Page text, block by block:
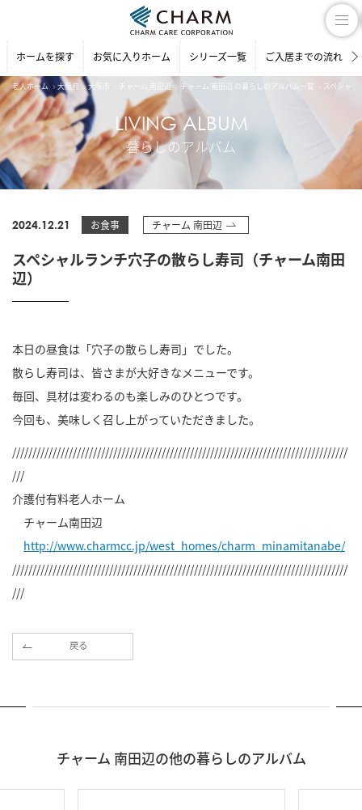
ホームを探す お気に入りホーム シリーズ一覧 ご入居までの流れ
老人ホーム 大阪府 大阪市 チャーム 南田辺 チャーム 南田辺 の暮らしのアルバム一覧 スペシャ
LIVING ALBUM
暮らしのアルバム
2024.12.21 お食事 チャーム 南田辺
スペシャルランチ穴子の散らし寿司（チャーム南田
辺）
本日の昼食は「穴子の散らし寿司」でした。
散らし寿司は、皆さまが大好きなメニューです。
毎回、具材は変わるのも楽しみのひとつです。
今回も、美味しく召し上がっていただきました。
///////////////////////////////////////////////////////////////////////////////////
///
介護付有料老人ホーム
チャーム南田辺
http://www.charmcc.jp/west_homes/charm_minamitanabe/
///////////////////////////////////////////////////////////////////////////////////
///
戻る
チャーム 南田辺の他の暮らしのアルバム